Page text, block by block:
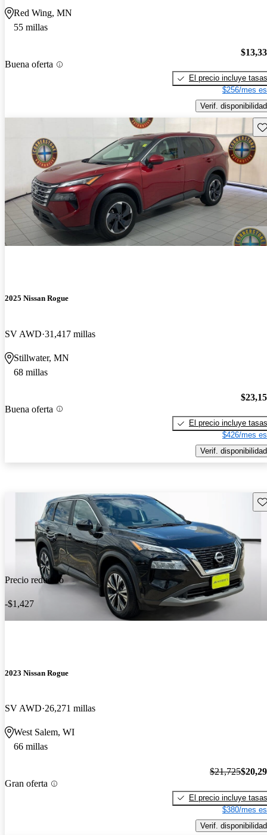
Red Wing, MN
55 millas
Buena oferta
El precio incluye tasas
$256/mes
Verif. disponibilidad
2025 Nissan Rogue
SV AWD 31,417 millas
Stillwater, MN
68 millas
Buena oferta
El precio incluye tasas
$426/mes
Verif. disponibilidad
Precio reducido
-$1,427
2023 Nissan Rogue
SV AWD 26,271 millas
West Salem, WI
66 millas
Gran oferta
$21,725
El precio incluye tasas
$380/mes
Verif. disponibilidad